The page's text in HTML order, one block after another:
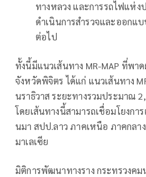
ทางหลวง และการรถไฟแห่ง
ดำเนินการสำรวจและออกแบ
ต่อไป
ทั้งนี้มีแนวเส้นทาง MR-MAP ที่พา
จังหวัดพิจิตร ได้แก่ แนวเส้นทาง
นราธิวาส ระยะทางรวมประมาณ
โดยเส้นทางนี้สามารถเชื่อมโยงกา
นมา สปป.ลาว ภาคเหนือ ภาคกลา
มาเลเซีย
มิติการพัฒนาทางราง กระทรวงค